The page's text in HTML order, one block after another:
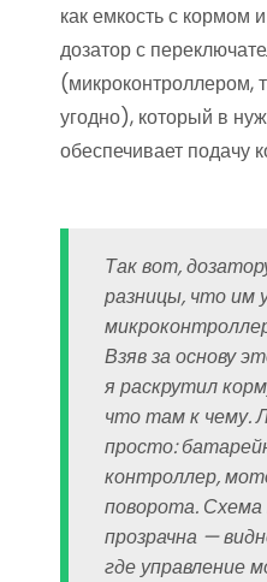
как емкость с кормом
дозатор с
(микроконтроллером,
угодно), который в
обеспечивает подачу
Так вот,
разницы, что им
Взяв за основу
я раскрутил
что там к чему.
просто:
контроллер,
поворота. Схема
прозрачна —
где управление